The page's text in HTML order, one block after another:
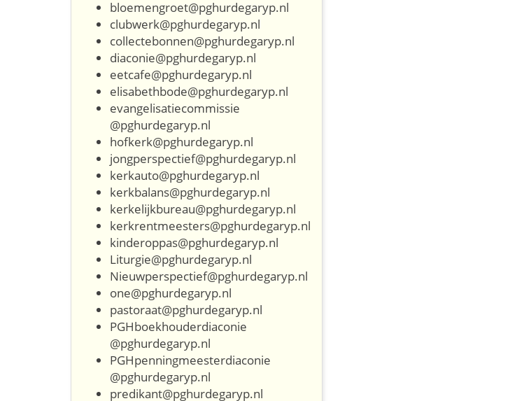
bloemengroet@pghurdegaryp.nl
clubwerk@pghurdegaryp.nl
collectebonnen@pghurdegaryp.nl
diaconie@pghurdegaryp.nl
eetcafe@pghurdegaryp.nl
elisabethbode@pghurdegaryp.nl
evangelisatiecommissie
@pghurdegaryp.nl
hofkerk@pghurdegaryp.nl
jongperspectief@pghurdegaryp.nl
kerkauto@pghurdegaryp.nl
kerkbalans@pghurdegaryp.nl
kerkelijkbureau@pghurdegaryp.nl
kerkrentmeesters@pghurdegaryp.nl
kinderoppas@pghurdegaryp.nl
Liturgie@pghurdegaryp.nl
Nieuwperspectief@pghurdegaryp.nl
one@pghurdegaryp.nl
pastoraat@pghurdegaryp.nl
PGHboekhouderdiaconie
@pghurdegaryp.nl
PGHpenningmeesterdiaconie
@pghurdegaryp.nl
predikant@pghurdegaryp.nl